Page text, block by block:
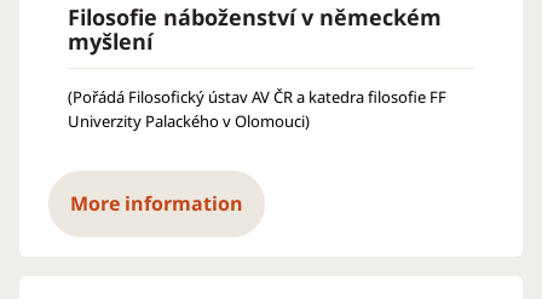
Filosofie náboženství v německém
myšlení
(Pořádá Filosofický ústav AV ČR a katedra filosofie FF
Univerzity Palackého v Olomouci)
More information